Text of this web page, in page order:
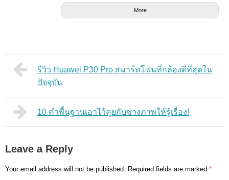
More
รีวิว Huawei P30 Pro สมาร์ทโฟนที่กล้องดีที่สุดใน
ปัจจุบัน
10 คำพื้นฐานเอาไว้คุยกับช่างภาพให้รู้เรื่อง!
Leave a Reply
Your email address will not be published. Required fields are marked *